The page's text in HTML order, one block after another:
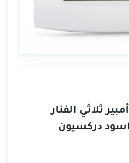
أمنية 10 أمبير ثلاثي الفنار
دركسيون